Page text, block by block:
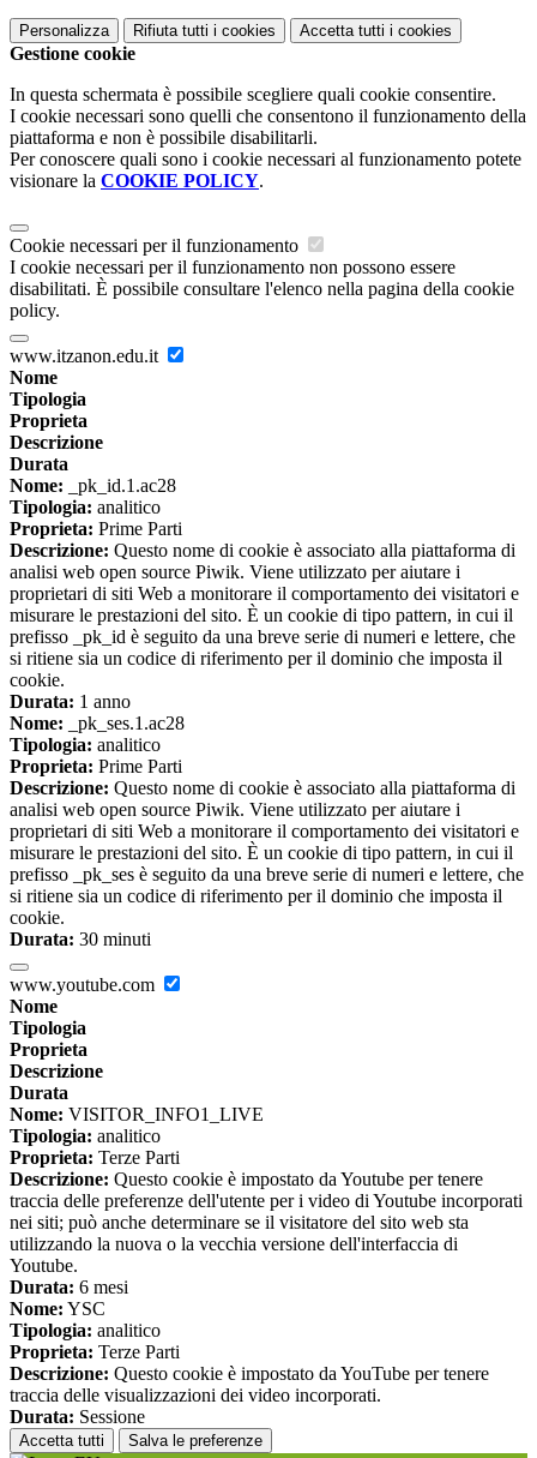
Personalizza Rifiuta tutti i cookies Accetta tutti i cookies
Gestione cookie
In questa schermata è possibile scegliere quali cookie consentire.
I cookie necessari sono quelli che consentono il funzionamento della
piattaforma e non è possibile disabilitarli.
Per conoscere quali sono i cookie necessari al funzionamento potete
visionare la COOKIE POLICY.
Cookie necessari per il funzionamento
I cookie necessari per il funzionamento non possono essere
disabilitati. È possibile consultare l'elenco nella pagina della cookie
policy.
www.itzanon.edu.it
Nome
Tipologia
Proprieta
Descrizione
Durata
Nome: _pk_id.1.ac28
Tipologia: analitico
Proprieta: Prime Parti
Descrizione: Questo nome di cookie è associato alla piattaforma di
analisi web open source Piwik. Viene utilizzato per aiutare i
proprietari di siti Web a monitorare il comportamento dei visitatori e
misurare le prestazioni del sito. È un cookie di tipo pattern, in cui il
prefisso _pk_id è seguito da una breve serie di numeri e lettere, che
si ritiene sia un codice di riferimento per il dominio che imposta il
cookie.
Durata: 1 anno
Nome: _pk_ses.1.ac28
Tipologia: analitico
Proprieta: Prime Parti
Descrizione: Questo nome di cookie è associato alla piattaforma di
analisi web open source Piwik. Viene utilizzato per aiutare i
proprietari di siti Web a monitorare il comportamento dei visitatori e
misurare le prestazioni del sito. È un cookie di tipo pattern, in cui il
prefisso _pk_ses è seguito da una breve serie di numeri e lettere, che
si ritiene sia un codice di riferimento per il dominio che imposta il
cookie.
Durata: 30 minuti
www.youtube.com
Nome
Tipologia
Proprieta
Descrizione
Durata
Nome: VISITOR_INFO1_LIVE
Tipologia: analitico
Proprieta: Terze Parti
Descrizione: Questo cookie è impostato da Youtube per tenere
traccia delle preferenze dell'utente per i video di Youtube incorporati
nei siti; può anche determinare se il visitatore del sito web sta
utilizzando la nuova o la vecchia versione dell'interfaccia di
Youtube.
Durata: 6 mesi
Nome: YSC
Tipologia: analitico
Proprieta: Terze Parti
Descrizione: Questo cookie è impostato da YouTube per tenere
traccia delle visualizzazioni dei video incorporati.
Durata: Sessione
Accetta tutti Salva le preferenze